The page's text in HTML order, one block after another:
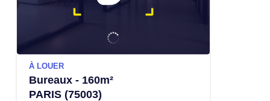
À LOUER
Bureaux - 160m²
PARIS (75003)